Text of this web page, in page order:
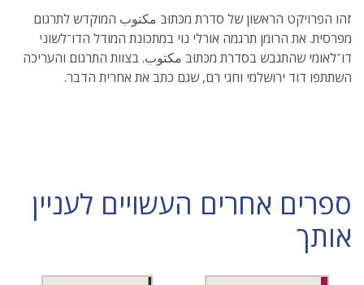
זהו הפרויקט הראשון של סדרת מכּתוּבּ مكتوب המוקדש לתרגום
מפרסית. את הרומן תרגמה אורלי נוי במתכונת המודל הדו־לשוני
דו־לאומי שהתגבש בסדרת מכּתוּבּ مكتوب. בצוות התרגום והעריכה
השתתפו דוד ירושלמי וחגי רם, שגם כתב את אחרית הדבר.
ספרים אחרים העשויים לעניין
אותך